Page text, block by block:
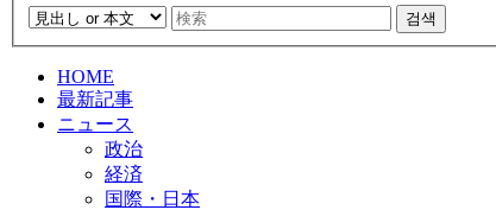
검색
HOME
最新記事
ニュース
政治
経済
国際・日本